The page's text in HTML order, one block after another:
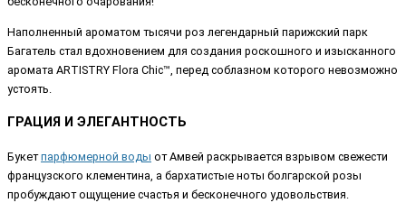
Наполненный ароматом тысячи роз легендарный парижский парк
Багатель стал вдохновением для создания роскошного и изысканного
аромата ARTISTRY Flora Chic™, перед соблазном которого невозможно
устоять.
ГРАЦИЯ И ЭЛЕГАНТНОСТЬ
Букетпарфюмерной воды от Амвей раскрывается взрывом свежести
французского клементина, а бархатистые ноты болгарской розы
пробуждают ощущение счастья и бесконечного удовольствия.